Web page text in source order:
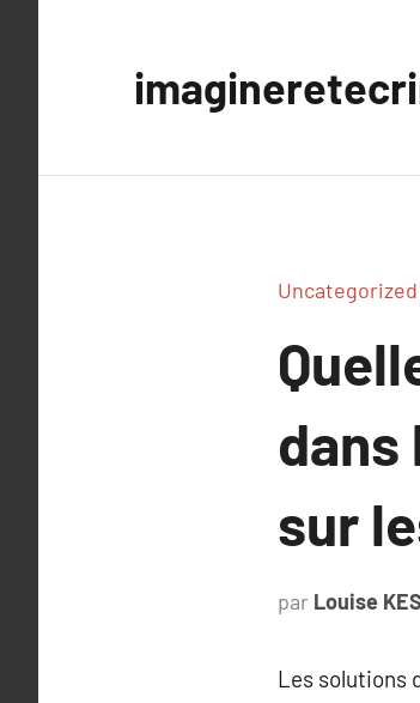
Uncategorized
dans
sur
par Louise
Les solutions